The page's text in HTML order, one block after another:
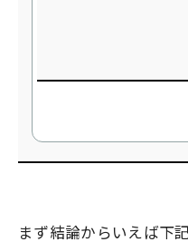
まず結論からいえば下